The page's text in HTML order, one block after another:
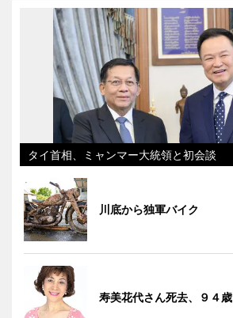
タイ首相、ミャンマー大統領と初会談
川底から独軍バイク
寿美花代さん死去、９４歳